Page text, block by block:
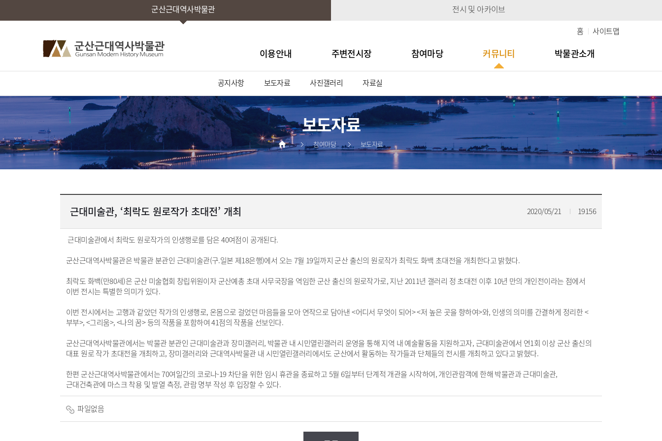
군산근대역사박물관 전시 및 아카이브
홈 사이트맵
이용안내 주변전시장 참여마당 커뮤니티 박물관소개
공지사항 보도자료 사진갤러리 자료실
보도자료
참여마당 보도자료
근대미술관, ‘최락도 원로작가 초대전’ 개최 2020/05/21 19156
근대미술관에서 최락도 원로작가의 인생행로를 담은 40여점이 공개된다.
군산근대역사박물관은 박물관 분관인 근대미술관(구.일본 제18은행)에서 오는 7월 19일까지 군산 출신의 원로작가 최락도 화백 초대전을 개최한다고 밝혔다.
최락도 화백(만80세)은 군산 미술협회 창립위원이자 군산예총 초대 사무국장을 역임한 군산 출신의 원로작가로, 지난 2011년 갤러리 정 초대전 이후 10년 만의 개인전이라는 점에서
이번 전시는 특별한 의미가 있다.
이번 전시에서는 고행과 같았던 작가의 인생행로, 온몸으로 걸었던 마음들을 모아 연작으로 담아낸 <어디서 무엇이 되어> <저 높은 곳을 향하여>와, 인생의 의미를 간결하게 정리한 <
부부>, <그리움>, <나의 꿈> 등의 작품을 포함하여 41점의 작품을 선보인다.
군산근대역사박물관에서는 박물관 분관인 근대미술관과 장미갤러리, 박물관 내 시민열린갤러리 운영을 통해 지역 내 예술활동을 지원하고자, 근대미술관에서 연1회 이상 군산 출신의
대표 원로 작가 초대전을 개최하고, 장미갤러리와 근대역사박물관 내 시민열린갤러리에서도 군산에서 활동하는 작가들과 단체들의 전시를 개최하고 있다고 밝혔다.
한편 군산근대역사박물관에서는 70여일간의 코로나-19 차단을 위한 임시 휴관을 종료하고 5월 6일부터 단계적 개관을 시작하여, 개인관람객에 한해 박물관과 근대미술관,
근대건축관에 마스크 착용 및 발열 측정, 관람 명부 작성 후 입장할 수 있다.
파일없음